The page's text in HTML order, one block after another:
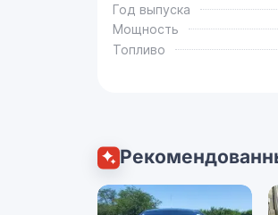
Год выпуска
Мощность
Топливо